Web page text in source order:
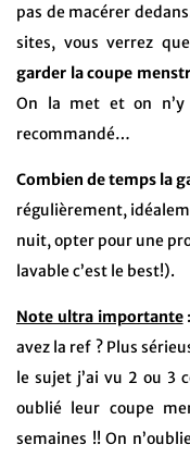
pas de macérer
sites, vous verrez
garder la coupe
On la met et on n’y
recommandé…
Combien de temps la
régulièrement,
nuit, opter pour une
lavable c’est le best!).
Note ultra importante
avez la ref ? Plus
le sujet j’ai vu 2 ou 3
oublié leur coupe
semaines !! On